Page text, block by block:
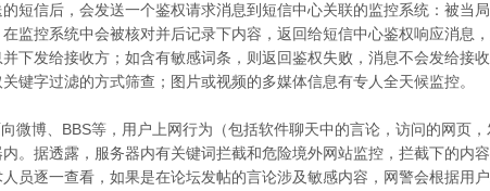
短信后，会发送一个鉴权请求消息到短信中心关联的监控系统：被当
监控系统中会被核对并后记录下内容，返回给短信中心鉴权响应消息
下发给接收方；如含有敏感词条，则返回鉴权失败，消息不会发给接
键字过滤的方式筛查；图片或视频的多媒体信息有专人全天候监控。
微博、BBS等，用户上网行为（包括软件聊天中的言论，访问的网页
。据透露，服务器内有关键词拦截和危险境外网站监控，拦截下的内
员逐一查看，如果是在论坛发帖的言论涉及敏感内容，网警会根据用